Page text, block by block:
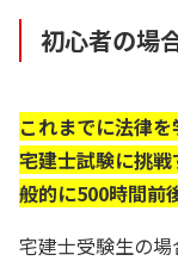
初心者の場
これまでに法律
宅建士試験に挑
般的に500時間前
宅建士受験生の